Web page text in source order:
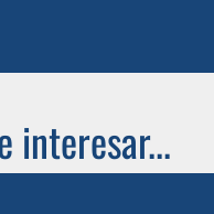
interesar...